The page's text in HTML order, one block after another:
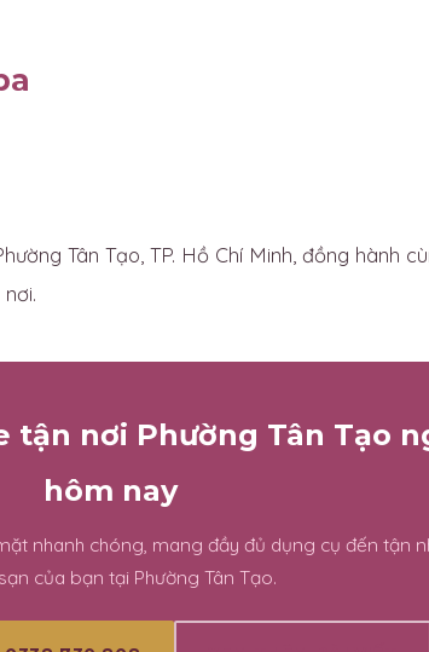
Tân Tạo, TP. Hồ Chí Minh, đồng hành
tận nơi Phường Tân Tạo
hôm nay
nhanh chóng, mang đầy đủ dụng cụ đến tận
của bạn tại Phường Tân Tạo.